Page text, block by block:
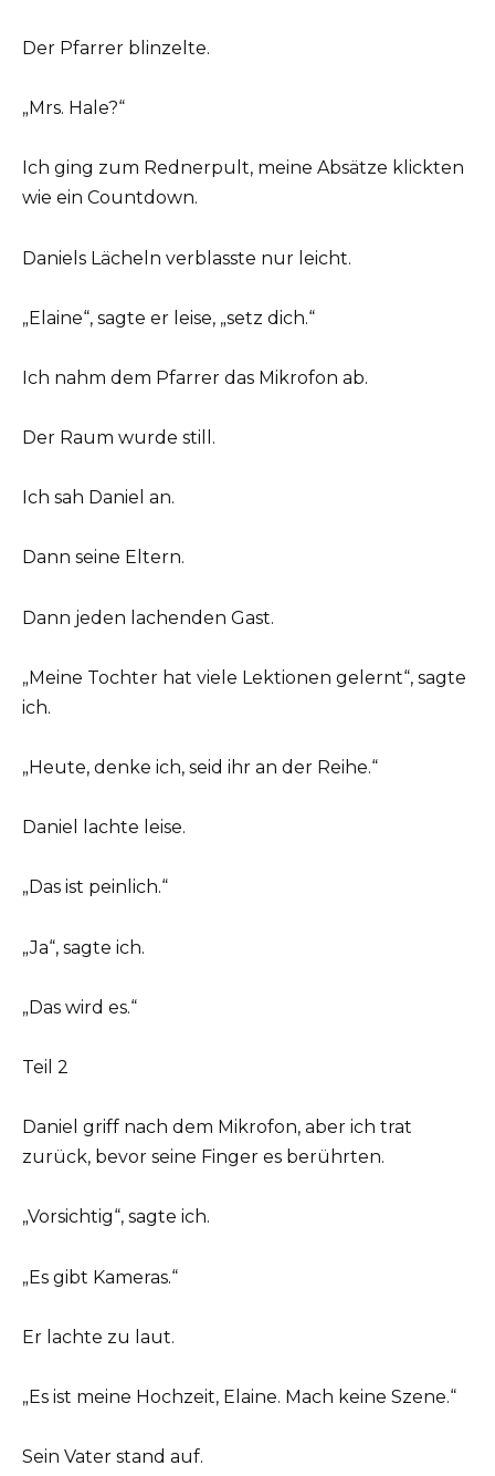
Der Pfarrer blinzelte.
„Mrs. Hale?“
Ich ging zum Rednerpult, meine Absätze klickten
wie ein Countdown.
Daniels Lächeln verblasste nur leicht.
„Elaine“, sagte er leise, „setz dich.“
Ich nahm dem Pfarrer das Mikrofon ab.
Der Raum wurde still.
Ich sah Daniel an.
Dann seine Eltern.
Dann jeden lachenden Gast.
„Meine Tochter hat viele Lektionen gelernt“, sagte
ich.
„Heute, denke ich, seid ihr an der Reihe.“
Daniel lachte leise.
„Das ist peinlich.“
„Ja“, sagte ich.
„Das wird es.“
Teil 2
Daniel griff nach dem Mikrofon, aber ich trat
zurück, bevor seine Finger es berührten.
„Vorsichtig“, sagte ich.
„Es gibt Kameras.“
Er lachte zu laut.
„Es ist meine Hochzeit, Elaine. Mach keine Szene.“
Sein Vater stand auf.